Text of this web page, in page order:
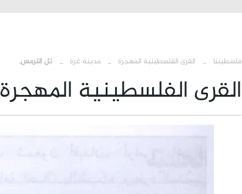
فلسطيننا › القرى الفلسطينية المهجرة مدينة غزة تل الترمس
القرى الفلسطينية